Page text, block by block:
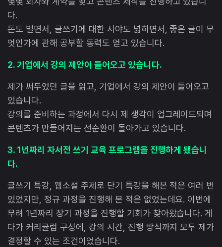
다.
돈도 벌면서, 글쓰기에 대한 시야도 넓히면서, 좋은 글이 무
엇인가에 관해 공부할 동력도 얻고 있습니다.
2. 기업에서 강의 제안이 들어오고 있습니다.
제가 써두었던 글을 읽고, 기업에서 강의 제안이 들어오고
있습니다.
강의를 준비하는 과정에서 다시 제 생각이 업그레이드되며
콘텐츠가 만들어지는 선순환이 돌아가고 있습니다.
3. 1년짜리 자서전 쓰기 교육 프로그램을 진행하게 됐습니
다.
글쓰기 특강, 웹소설 주제로 단기 특강을 해본 적은 여러 번
있었지만, 정규 과정을 진행해 본 적은 없었는데요. 이번에
무려 1년짜리 장기 과정을 진행할 기회가 찾아왔습니다. 게
다가 커리큘럼 구성에, 강의 시간, 진행 방식까지 모두 제가
결정할 수 있는 조건이었습니다.